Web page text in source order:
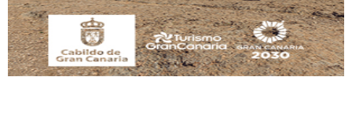
Leales.org » Gran Canaria | 9.7.2025